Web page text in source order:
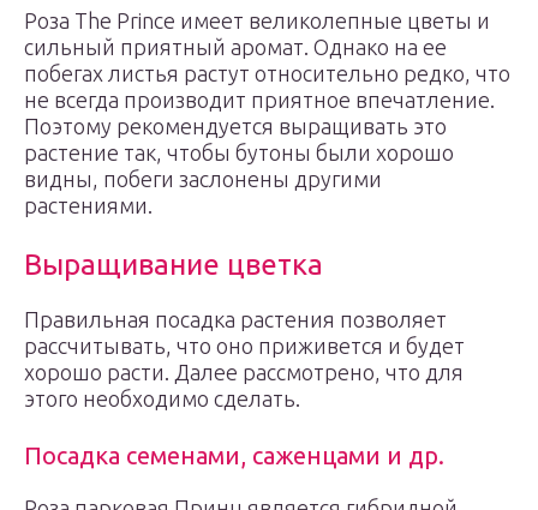
Роза The Prince имеет великолепные цветы и
сильный приятный аромат. Однако на ее
побегах листья растут относительно редко, что
не всегда производит приятное впечатление.
Поэтому рекомендуется выращивать это
растение так, чтобы бутоны были хорошо
видны, побеги заслонены другими
растениями.
Выращивание цветка
Правильная посадка растения позволяет
рассчитывать, что оно приживется и будет
хорошо расти. Далее рассмотрено, что для
этого необходимо сделать.
Посадка семенами, саженцами и др.